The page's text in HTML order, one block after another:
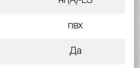
пвх
Да